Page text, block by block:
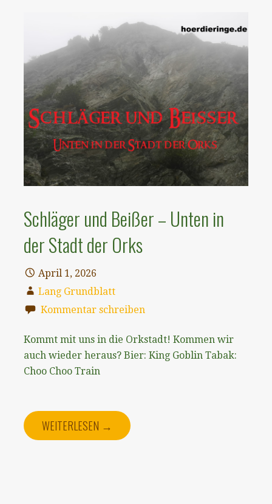
Schläger und Beißer – Unten in
der Stadt der Orks
April 1, 2026
Lang Grundblatt
Kommentar schreiben
Kommt mit uns in die Orkstadt! Kommen wir
auch wieder heraus? Bier: King Goblin Tabak:
Choo Choo Train
WEITERLESEN →